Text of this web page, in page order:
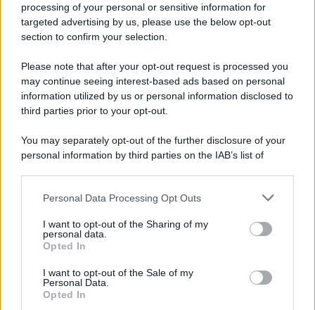
processing of your personal or sensitive information for
targeted advertising by us, please use the below opt-out
section to confirm your selection.
Please note that after your opt-out request is processed you
may continue seeing interest-based ads based on personal
information utilized by us or personal information disclosed to
third parties prior to your opt-out.
You may separately opt-out of the further disclosure of your
personal information by third parties on the IAB’s list of
This information may also be disclosed by us to third parties
disclose it to other third parties.
Please note that this website/app uses one or more Google
services and may gather and store information including but
not limited to your visit or usage behaviour. You may click to
grant or deny consent to Google and its third-party tags to
Personal Data Processing Opt Outs
I want to opt-out of the Sharing of my
personal data.
Opted In
I want to opt-out of the Sale of my
Personal Data.
Opted In
Scoop Mag
Lgbtqia News
Day Travel 365
Home Magazine 365
Cineverse Magazine
Francia
InvestirMag
Investieren24